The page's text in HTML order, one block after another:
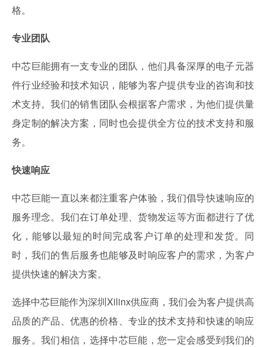
格。
专业团队
中芯巨能拥有一支专业的团队，他们具备深厚的电子元器
件行业经验和技术知识，能够为客户提供专业的咨询和技
术支持。我们的销售团队会根据客户需求，为他们提供量
身定制的解决方案，同时也会提供全方位的技术支持和服
务。
快速响应
中芯巨能一直以来都注重客户体验，我们倡导快速响应的
服务理念。我们在订单处理、货物发运等方面都进行了优
化，能够以最短的时间完成客户订单的处理和发货。同
时，我们的售后服务也能够及时响应客户的需求，为客户
提供快速的解决方案。
选择中芯巨能作为深圳Xilinx供应商，我们会为客户提供高
品质的产品、优惠的价格、专业的技术支持和快速的响应
服务。我们相信，选择中芯巨能，您一定会感受到我们的